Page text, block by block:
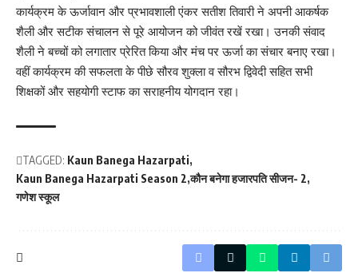
कार्यक्रम के ऊर्जावान और प्रभावशाली एंकर सतीश तिवारी ने अपनी आकर्षक
शैली और सटीक संचालन से पूरे आयोजन को जीवंत रखें रखा। उनकी संवाद
शैली ने बच्चों को लगातार प्रेरित किया और मंच पर ऊर्जा का संचार बनाए रखा।
वहीं कार्यक्रम की सफलता के पीछे सौरव शुक्ला व सौरभ द्विवेदी सहित सभी
शिक्षकों और सहयोगी स्टाफ का सराहनीय योगदान रहा।
TAGGED: Kaun Banega Hazarpati
Kaun Banega Hazarpati Season 2 कौन बनेगा हजारपति सीजन- 2
गणेश स्कूल